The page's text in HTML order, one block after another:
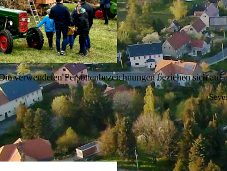
verwendeten Personenbezeichnungen beziehen sich auf